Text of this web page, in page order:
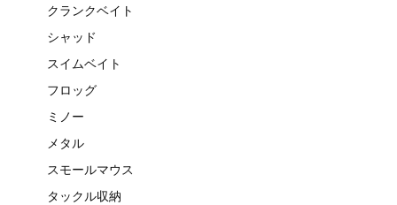
クランクベイト
シャッド
スイムベイト
フロッグ
ミノー
メタル
スモールマウス
タックル収納